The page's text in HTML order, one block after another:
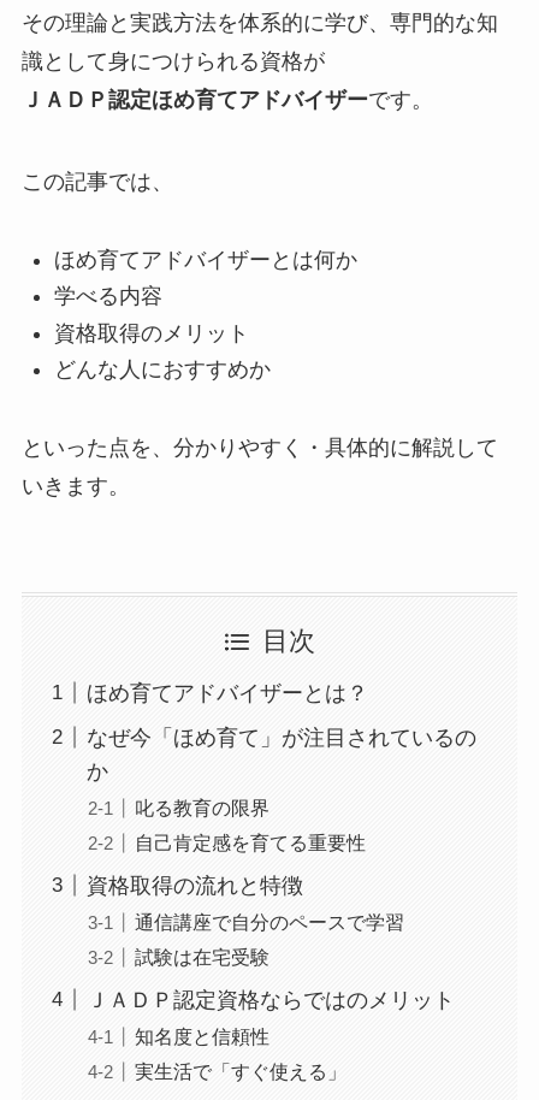
その理論と実践方法を体系的に学び、専門的な知
識として身につけられる資格が
ＪＡＤＰ認定ほめ育てアドバイザーです。
この記事では、
ほめ育てアドバイザーとは何か
学べる内容
資格取得のメリット
どんな人におすすめか
といった点を、分かりやすく・具体的に解説して
いきます。
目次
ほめ育てアドバイザーとは？
なぜ今「ほめ育て」が注目されているの
か
叱る教育の限界
自己肯定感を育てる重要性
資格取得の流れと特徴
通信講座で自分のペースで学習
試験は在宅受験
ＪＡＤＰ認定資格ならではのメリット
知名度と信頼性
実生活で「すぐ使える」